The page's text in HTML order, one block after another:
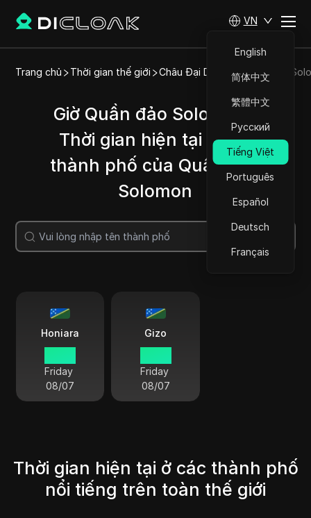
VN
English
简体中文
繁體中文
Русский
Tiếng Việt
Português
Español
Deutsch
Français
Trang chủ Thời gian thế giới Châu Đại Dương Quần đảo
Giờ Quần đảo Solomon |
Thời gian hiện tại ở các
thành phố của Quần đảo
Solomon
Honiara
Friday
08/07
Gizo
Friday
08/07
Thời gian hiện tại ở các thành phố
nổi tiếng trên toàn thế giới